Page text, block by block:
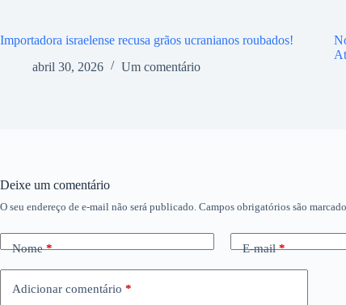
Importadora israelense recusa grãos ucranianos roubados!
abril 30, 2026
Um comentário
Deixe um comentário
O seu endereço de e-mail não será publicado. Campos obrigatórios são
Nome* E-mail*
Adicionar comentário *